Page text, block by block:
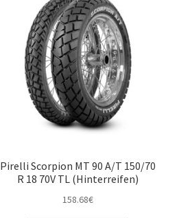
Pirelli Scorpion MT 90 A/T 150/70
R 18 70V TL (Hinterreifen)
158.68€